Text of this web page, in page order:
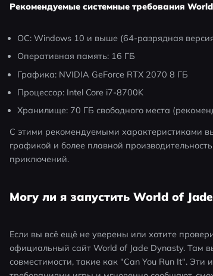
Рекомендуемые системные требования
ОС: Windows 10 и выше (64-разрядная
Оперативная память: 16 ГБ
Графика: NVIDIA GeForce RTX 2070 8 ГБ
Процессор: Intel Core i7-8700K
Хранилище: 70 ГБ свободного места
С этими рекомендуемыми характеристиками
графикой и более плавной
приключений.
Могу ли я запустить World of
Если вы всё ещё не уверены или хотите
официальный сайт World of Jade Dynasty. Там
совместимости, такие как "Can You Run It".